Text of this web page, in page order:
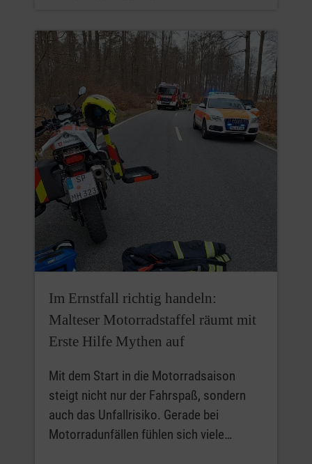
Im Ernstfall richtig handeln:
Malteser Motorradstaffel räumt mit
Erste Hilfe Mythen auf
Mit dem Start in die Motorradsaison
steigt nicht nur der Fahrspaß, sondern
auch das Unfallrisiko. Gerade bei
Motorradunfällen fühlen sich viele…